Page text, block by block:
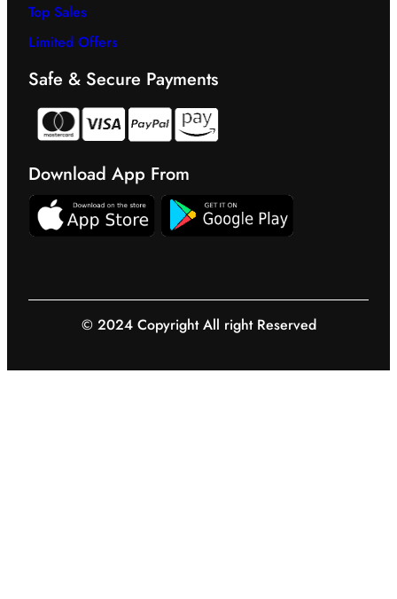
Top Sales
Limited Offers
Safe & Secure Payments
Download App From
© 2024 Copyright All right Reserved